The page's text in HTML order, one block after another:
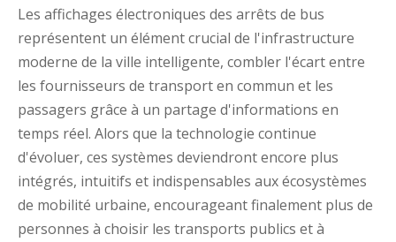
Les affichages électroniques des arrêts de bus
représentent un élément crucial de l'infrastructure
moderne de la ville intelligente, combler l'écart entre
les fournisseurs de transport en commun et les
passagers grâce à un partage d'informations en
temps réel. Alors que la technologie continue
d'évoluer, ces systèmes deviendront encore plus
intégrés, intuitifs et indispensables aux écosystèmes
de mobilité urbaine, encourageant finalement plus de
personnes à choisir les transports publics et à